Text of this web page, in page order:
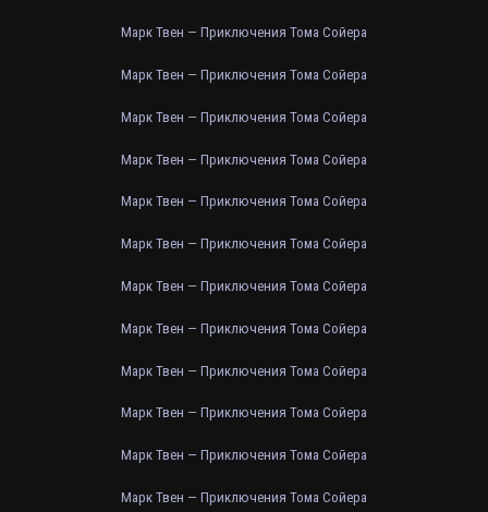
Марк Твен — Приключения Тома Сойера
Марк Твен — Приключения Тома Сойера
Марк Твен — Приключения Тома Сойера
Марк Твен — Приключения Тома Сойера
Марк Твен — Приключения Тома Сойера
Марк Твен — Приключения Тома Сойера
Марк Твен — Приключения Тома Сойера
Марк Твен — Приключения Тома Сойера
Марк Твен — Приключения Тома Сойера
Марк Твен — Приключения Тома Сойера
Марк Твен — Приключения Тома Сойера
Марк Твен — Приключения Тома Сойера